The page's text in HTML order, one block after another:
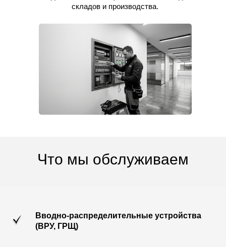
складов и производства.
Что мы обслуживаем
Вводно-распределительные устройства
(ВРУ, ГРЩ)